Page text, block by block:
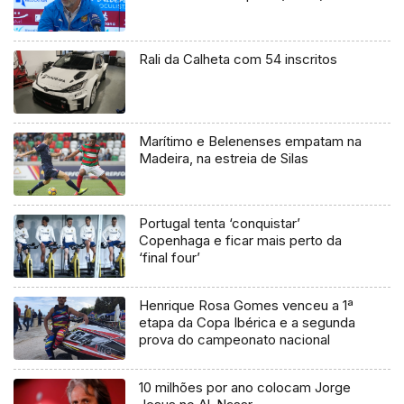
Rali da Calheta com 54 inscritos
Marítimo e Belenenses empatam na
Madeira, na estreia de Silas
Portugal tenta ‘conquistar’
Copenhaga e ficar mais perto da
‘final four’
Henrique Rosa Gomes venceu a 1ª
etapa da Copa Ibérica e a segunda
prova do campeonato nacional
10 milhões por ano colocam Jorge